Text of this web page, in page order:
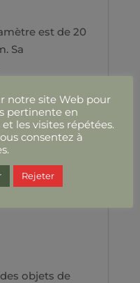
est de 20
Sa
anciens,
quelques
et de leur vie
partie
A noter que
peu
objets de
notre site Web pour
pertinente en
les visites répétées.
consentez à
Rejeter